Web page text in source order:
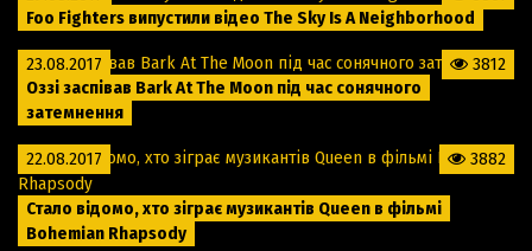
Foo Fighters випустили відео The Sky Is A Neighborhood
23.08.2017
3812
Оззі заспівав Bark At The Moon під час сонячного
затемнення
22.08.2017 3882
Стало відомо, хто зіграє музикантів Queen в фільмі
Bohemian Rhapsody